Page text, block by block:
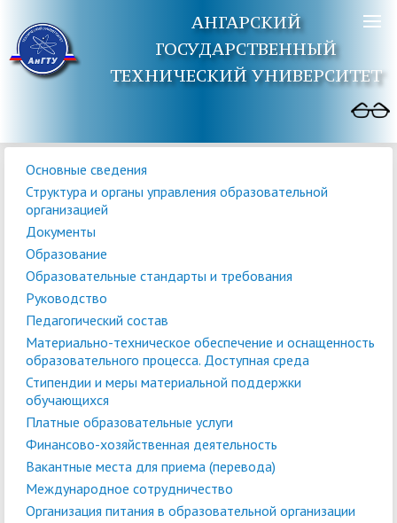
АНГАРСКИЙ
ГОСУДАРСТВЕННЫЙ
ТЕХНИЧЕСКИЙ УНИВЕРСИТЕТ
Основные сведения
Структура и органы управления образовательной
организацией
Документы
Образование
Образовательные стандарты и требования
Руководство
Педагогический состав
Материально-техническое обеспечение и оснащенность
образовательного процесса. Доступная среда
Стипендии и меры материальной поддержки
обучающихся
Платные образовательные услуги
Финансово-хозяйственная деятельность
Вакантные места для приема (перевода)
Международное сотрудничество
Организация питания в образовательной организации